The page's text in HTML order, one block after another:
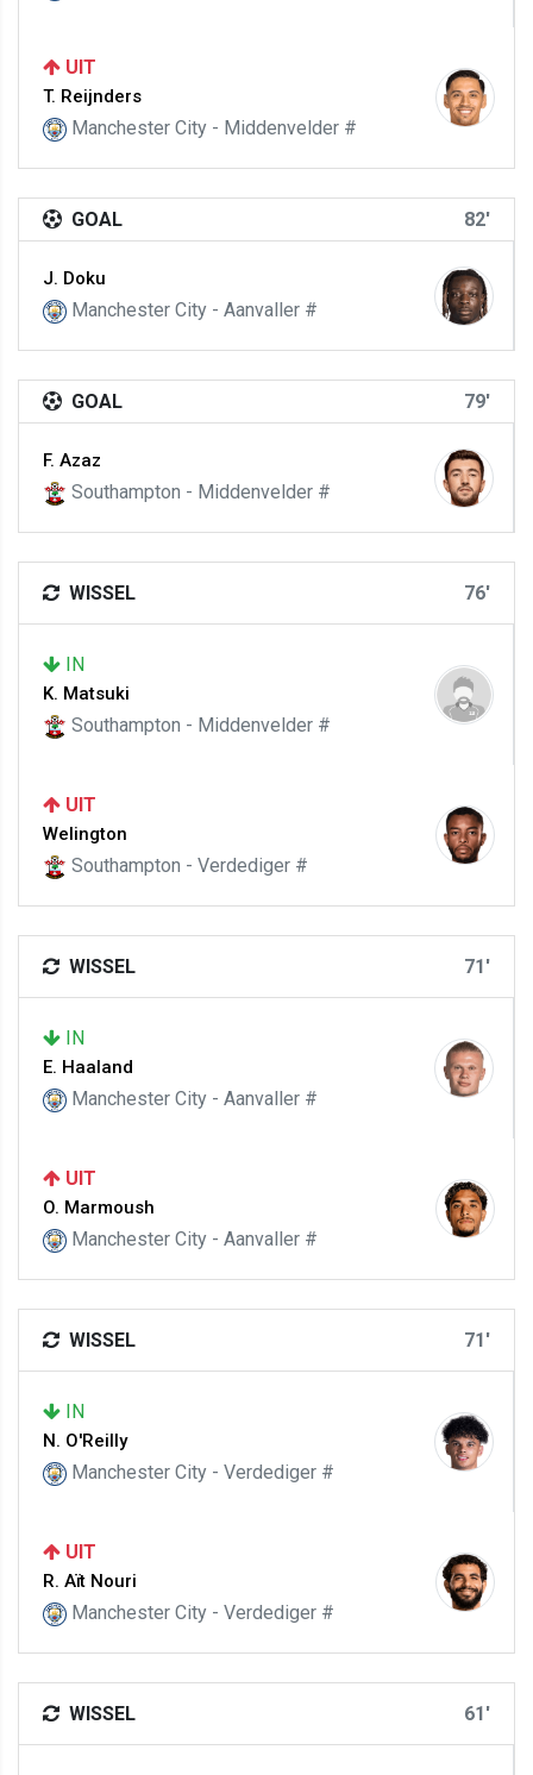
UIT
T. Reijnders
Manchester City - Middenvelder #
GOAL 82'
J. Doku
Manchester City - Aanvaller #
GOAL 79'
F. Azaz
Southampton - Middenvelder #
WISSEL 76'
IN
K. Matsuki
Southampton - Middenvelder #
UIT
Welington
Southampton - Verdediger #
WISSEL 71'
IN
E. Haaland
Manchester City - Aanvaller #
UIT
O. Marmoush
Manchester City - Aanvaller #
WISSEL 71'
IN
N. O'Reilly
Manchester City - Verdediger #
UIT
R. Aït Nouri
Manchester City - Verdediger #
WISSEL 61'